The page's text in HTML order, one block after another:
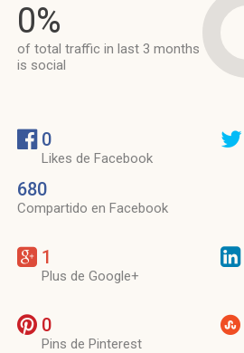
0%
of total traffic in last 3 months
is social
0
Likes de Facebook
680
Compartido en Facebook
1
Plus de Google+
0
Pins de Pinterest